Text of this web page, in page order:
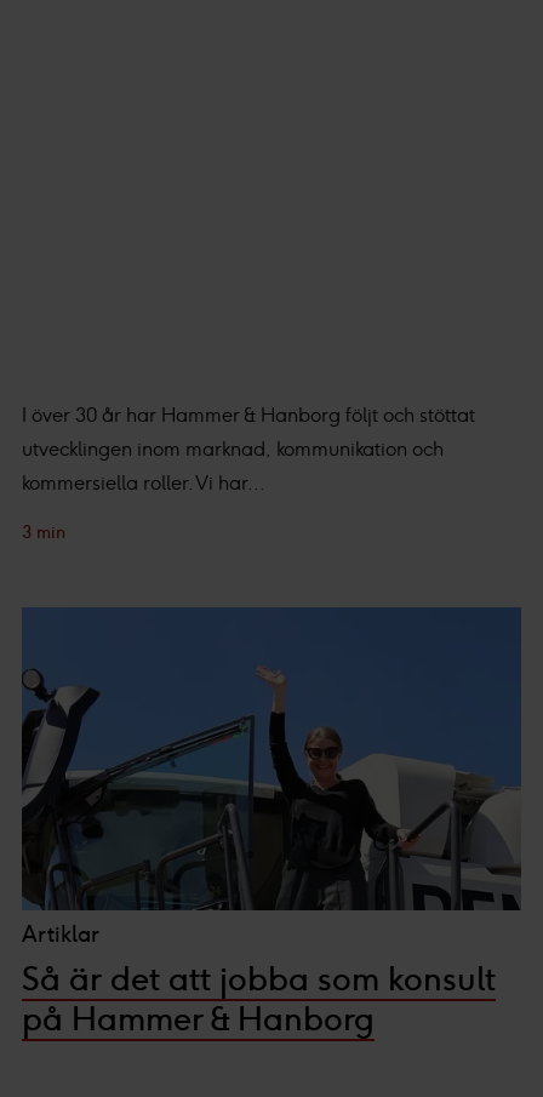
I över 30 år har Hammer & Hanborg följt och stöttat
utvecklingen inom marknad, kommunikation och
kommersiella roller. Vi har...
3 min
Artiklar
Så är det att jobba som konsult
på Hammer & Hanborg